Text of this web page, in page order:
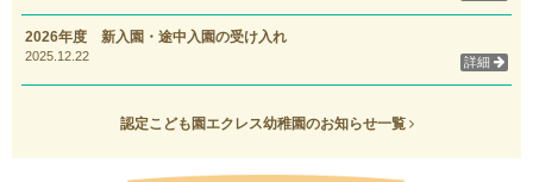
2026年度 新入園・途中入園の受け入れ
2025.12.22 詳細
認定こども園エクレス幼稚園のお知らせ一覧